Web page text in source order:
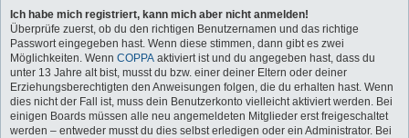
Ich habe mich registriert, kann mich aber nicht anmelden!
Überprüfe zuerst, ob du den richtigen Benutzernamen und das richtige
Passwort eingegeben hast. Wenn diese stimmen, dann gibt es zwei
Möglichkeiten. Wenn COPPA aktiviert ist und du angegeben hast, dass du
unter 13 Jahre alt bist, musst du bzw. einer deiner Eltern oder deiner
Erziehungsberechtigten den Anweisungen folgen, die du erhalten hast. Wenn
dies nicht der Fall ist, muss dein Benutzerkonto vielleicht aktiviert werden. Bei
einigen Boards müssen alle neu angemeldeten Mitglieder erst freigeschaltet
werden – entweder musst du dies selbst erledigen oder ein Administrator. Bei